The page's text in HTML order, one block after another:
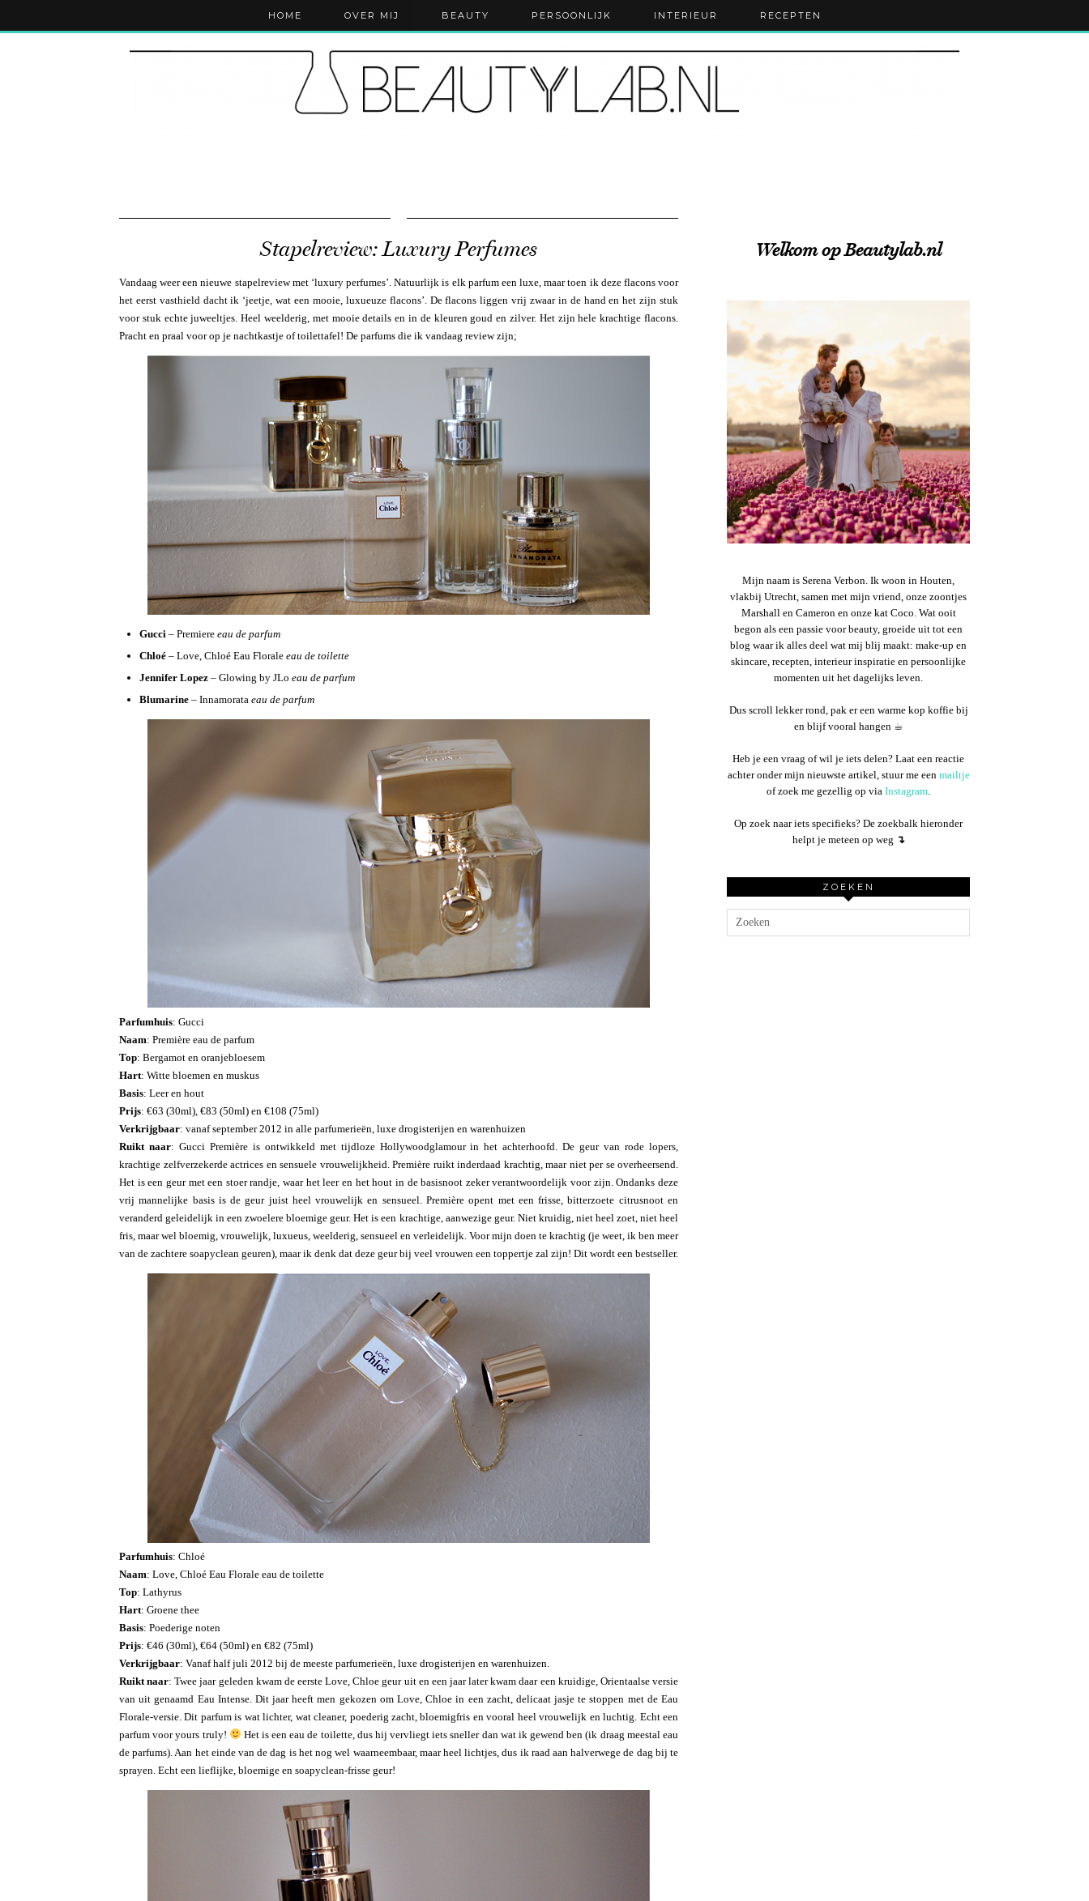
HOME OVER MIJ BEAUTY PERSOONLIJK INTERIEUR RECEPTEN
Stapelreview: Luxury Perfumes
Vandaag weer een nieuwe stapelreview met ‘luxury perfumes’. Natuurlijk is elk parfum een luxe, maar toen ik deze flacons voor
het eerst vasthield dacht ik ‘jeetje, wat een mooie, luxueuze flacons’. De flacons liggen vrij zwaar in de hand en het zijn stuk
voor stuk echte juweeltjes. Heel weelderig, met mooie details en in de kleuren goud en zilver. Het zijn hele krachtige flacons.
Pracht en praal voor op je nachtkastje of toilettafel! De parfums die ik vandaag review zijn;
Gucci – Premiere eau de parfum
Chloé – Love, Chloé Eau Florale eau de toilette
Jennifer Lopez – Glowing by JLo eau de parfum
Blumarine – Innamorata eau de parfum
Parfumhuis: Gucci
Naam: Première eau de parfum
Top: Bergamot en oranjebloesem
Hart: Witte bloemen en muskus
Basis: Leer en hout
Prijs: €63 (30ml), €83 (50ml) en €108 (75ml)
Verkrijgbaar: vanaf september 2012 in alle parfumerieën, luxe drogisterijen en warenhuizen
Ruikt naar: Gucci Première is ontwikkeld met tijdloze Hollywoodglamour in het achterhoofd. De geur van rode lopers,
krachtige zelfverzekerde actrices en sensuele vrouwelijkheid. Première ruikt inderdaad krachtig, maar niet per se overheersend.
Het is een geur met een stoer randje, waar het leer en het hout in de basisnoot zeker verantwoordelijk voor zijn. Ondanks deze
vrij mannelijke basis is de geur juist heel vrouwelijk en sensueel. Première opent met een frisse, bitterzoete citrusnoot en
veranderd geleidelijk in een zwoelere bloemige geur. Het is een krachtige, aanwezige geur. Niet kruidig, niet heel zoet, niet heel
fris, maar wel bloemig, vrouwelijk, luxueus, weelderig, sensueel en verleidelijk. Voor mijn doen te krachtig (je weet, ik ben meer
van de zachtere soapyclean geuren), maar ik denk dat deze geur bij veel vrouwen een toppertje zal zijn! Dit wordt een bestseller.
Parfumhuis: Chloé
Naam: Love, Chloé Eau Florale eau de toilette
Top: Lathyrus
Hart: Groene thee
Basis: Poederige noten
Prijs: €46 (30ml), €64 (50ml) en €82 (75ml)
Verkrijgbaar: Vanaf half juli 2012 bij de meeste parfumerieën, luxe drogisterijen en warenhuizen.
Ruikt naar: Twee jaar geleden kwam de eerste Love, Chloe geur uit en een jaar later kwam daar een kruidige, Orientaalse versie
van uit genaamd Eau Intense. Dit jaar heeft men gekozen om Love, Chloe in een zacht, delicaat jasje te stoppen met de Eau
Florale-versie. Dit parfum is wat lichter, wat cleaner, poederig zacht, bloemigfris en vooral heel vrouwelijk en luchtig. Echt een
parfum voor yours truly!
Het is een eau de toilette, dus hij vervliegt iets sneller dan wat ik gewend ben (ik draag meestal eau
de parfums). Aan het einde van de dag is het nog wel waarneembaar, maar heel lichtjes, dus ik raad aan halverwege de dag bij te
sprayen. Echt een lieflijke, bloemige en soapyclean-frisse geur!
Welkom op Beautylab.nl
Mijn naam is Serena Verbon. Ik woon in Houten,
vlakbij Utrecht, samen met mijn vriend, onze zoontjes
Marshall en Cameron en onze kat Coco. Wat ooit
begon als een passie voor beauty, groeide uit tot een
blog waar ik alles deel wat mij blij maakt: make-up en
skincare, recepten, interieur inspiratie en persoonlijke
momenten uit het dagelijks leven.
Dus scroll lekker rond, pak er een warme kop koffie bij
en blijf vooral hangen ☕︎
Heb je een vraag of wil je iets delen? Laat een reactie
achter onder mijn nieuwste artikel, stuur me een mailtje
of zoek me gezellig op via Instagram.
Op zoek naar iets specifieks? De zoekbalk hieronder
helpt je meteen op weg ↴
ZOEKEN